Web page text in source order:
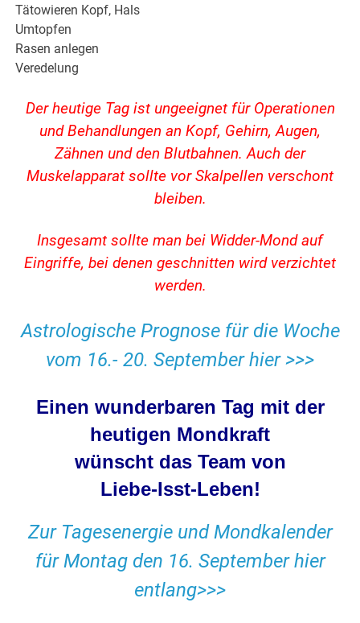
Tätowieren Kopf, Hals
Umtopfen
Rasen anlegen
Veredelung
Der heutige Tag ist ungeeignet für Operationen
und Behandlungen an Kopf, Gehirn, Augen,
Zähnen und den Blutbahnen. Auch der
Muskelapparat sollte vor Skalpellen verschont
bleiben.
Insgesamt sollte man bei Widder-Mond auf
Eingriffe, bei denen geschnitten wird verzichtet
werden.
Astrologische Prognose für die Woche
vom 16.- 20. September hier >>>
Einen wunderbaren Tag mit der
heutigen Mondkraft
wünscht das Team von
Liebe-Isst-Leben!
Zur Tagesenergie und Mondkalender
für Montag den 16. September hier
entlang>>>